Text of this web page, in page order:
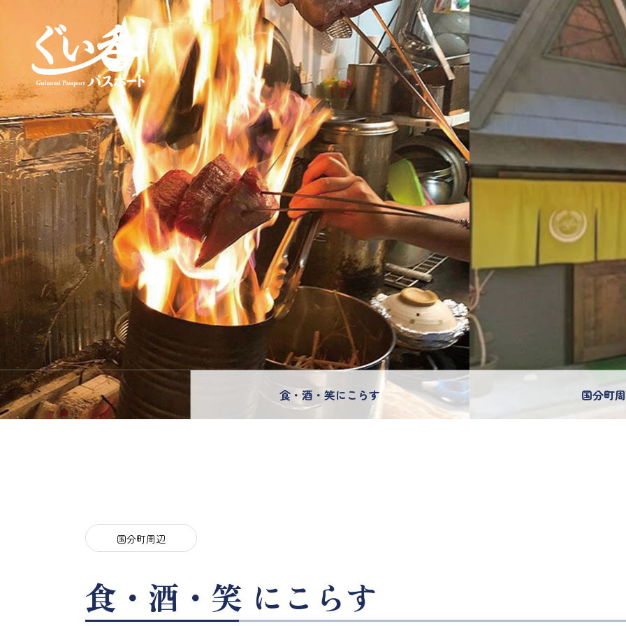
食・酒・笑にこらす 国分町
国分町周辺
食・酒・笑 にこらす